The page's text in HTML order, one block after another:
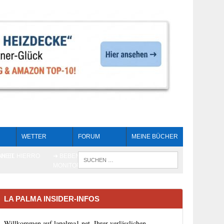
WETTER FORUM MEINE BÜCHER
LA PALMA INSIDER-INFOS